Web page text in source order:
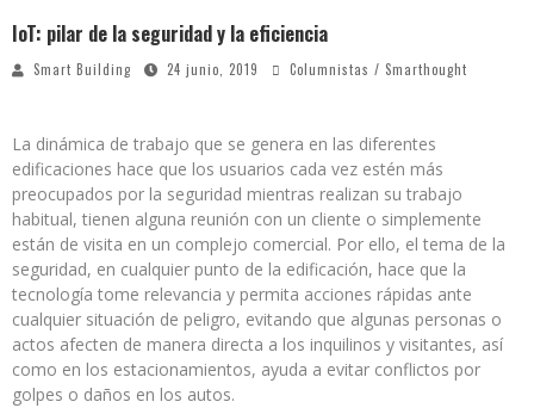
IoT: pilar de la seguridad y la eficiencia
Smart Building 24 junio, 2019 Columnistas / Smarthought
La dinámica de trabajo que se genera en las diferentes
edificaciones hace que los usuarios cada vez estén más
preocupados por la seguridad mientras realizan su trabajo
habitual, tienen alguna reunión con un cliente o simplemente
están de visita en un complejo comercial. Por ello, el tema de la
seguridad, en cualquier punto de la edificación, hace que la
tecnología tome relevancia y permita acciones rápidas ante
cualquier situación de peligro, evitando que algunas personas o
actos afecten de manera directa a los inquilinos y visitantes, así
como en los estacionamientos, ayuda a evitar conflictos por
golpes o daños en los autos.